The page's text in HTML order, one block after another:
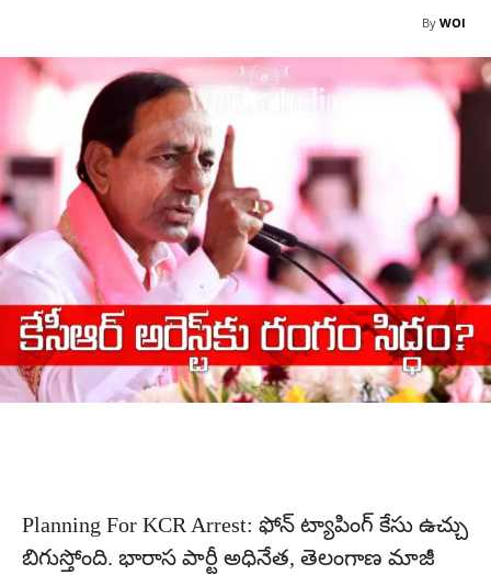
By WOI
Planning For KCR Arrest: ఫోన్ ట్యాపింగ్ కేసు ఉచ్చు
బిగుస్తోంది. భారాస పార్టీ అధినేత‌, తెలంగాణ మాజీ